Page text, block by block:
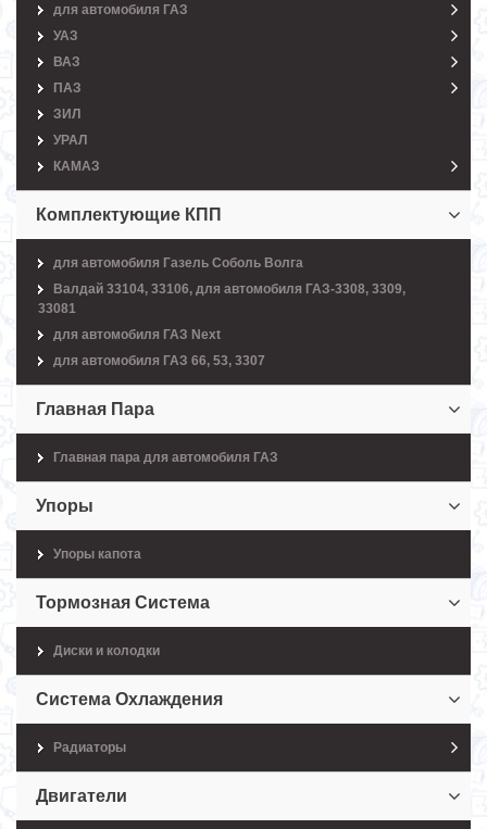
для автомобиля ГАЗ
УАЗ
ВАЗ
ПАЗ
ЗИЛ
УРАЛ
КАМАЗ
Комплектующие КПП
для автомобиля Газель Соболь Волга
Валдай 33104, 33106, для автомобиля ГАЗ-3308, 3309,
33081
для автомобиля ГАЗ Next
для автомобиля ГАЗ 66, 53, 3307
Главная Пара
Главная пара для автомобиля ГАЗ
Упоры
Упоры капота
Тормозная Система
Диски и колодки
Система Охлаждения
Радиаторы
Двигатели